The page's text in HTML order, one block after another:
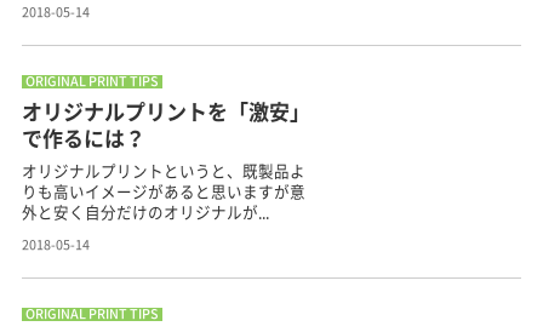
2018-05-14
ORIGINAL PRINT TIPS
オリジナルプリントを「激安」
で作るには？
オリジナルプリントというと、既製品よ
りも高いイメージがあると思いますが意
外と安く自分だけのオリジナルが...
2018-05-14
ORIGINAL PRINT TIPS